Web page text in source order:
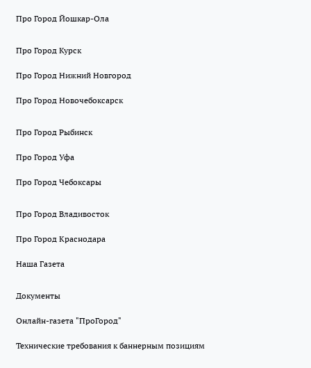
Про Город Йошкар-Ола
Про Город Курск
Про Город Нижний Новгород
Про Город Новочебоксарск
Про Город Рыбинск
Про Город Уфа
Про Город Чебоксары
Про Город Владивосток
Про Город Краснодара
Наша Газета
Документы
Онлайн-газета "ПроГород"
Технические требования к баннерным позициям